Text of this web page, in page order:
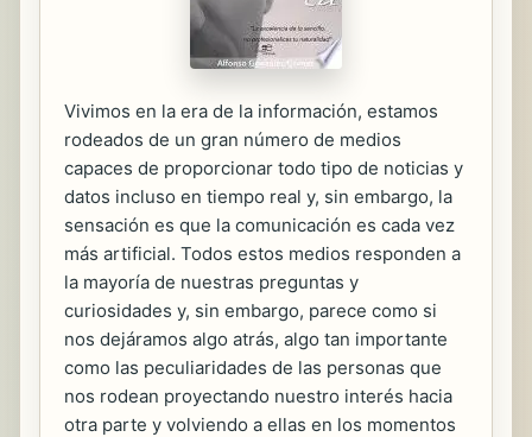
Vivimos en la era de la información, estamos
rodeados de un gran número de medios
capaces de proporcionar todo tipo de noticias y
datos incluso en tiempo real y, sin embargo, la
sensación es que la comunicación es cada vez
más artificial. Todos estos medios responden a
la mayoría de nuestras preguntas y
curiosidades y, sin embargo, parece como si
nos dejáramos algo atrás, algo tan importante
como las peculiaridades de las personas que
nos rodean proyectando nuestro interés hacia
otra parte y volviendo a ellas en los momentos